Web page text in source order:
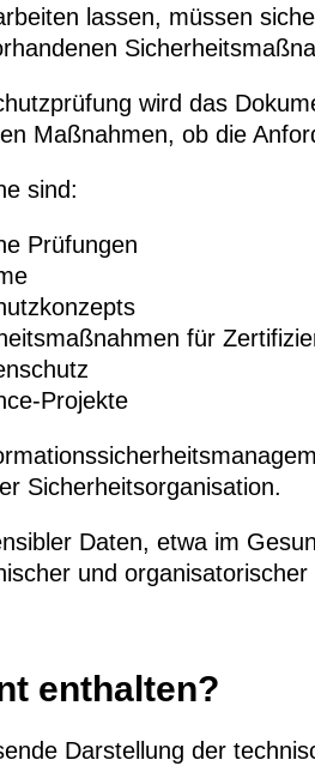
lassen, müssen
wird das
Maßnahmen, ob die
sind:
Prüfungen
für
Projekte
Sicherheitsorganisation.
Daten, etwa im
und
enthalten?
Darstellung der